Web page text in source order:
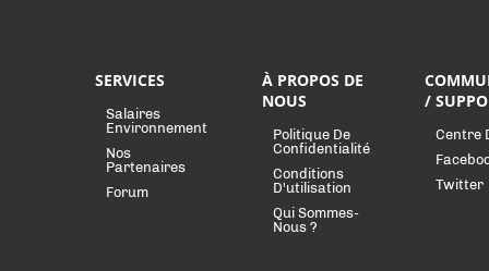
SERVICES
Salaires
Environnement
Nos
Partenaires
Forum
À PROPOS DE
NOUS
Politique De
Confidentialité
Conditions
D'utilisation
Qui Sommes-
Nous ?
/
Centre
Twitter